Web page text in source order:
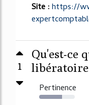
Site :https://
1
Qu'est-ce
Pertinence
64%